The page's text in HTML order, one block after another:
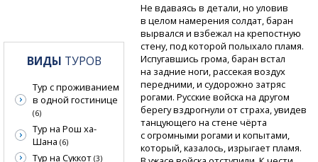
Не вдаваясь в детали, но уловив
в целом намерения солдат, баран
вырвался и взбежал на крепостную
стену, под которой полыхало пламя.
Испугавшись грома, баран встал
на задние ноги, рассекая воздух
передними, и судорожно затряс
рогами. Русские войска на другом
берегу вздрогнули от страха, увидев
танцующего на стене чёрта
с огромными рогами и копытами,
который, казалось, изрыгает пламя.
ВИДЫ ТУРОВ
Тур с проживанием
в одной гостинице
(6)
Тур на Рош ха-
Шана (6)
Тур на Суккот (3)